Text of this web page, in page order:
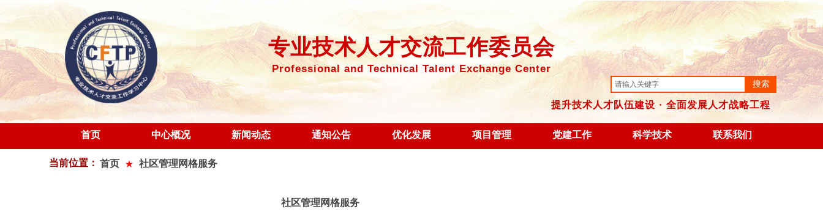
提升技术人才队伍建设 · 全面发展人才战略工程
专业技术人才交流工作委员会
Professional and Technical Talent Exchange Center
2026年08月07日 12:41:08
搜索
首页 中心概况 新闻动态 通知公告 优化发展 项目管理 党建工作 科学技术 联系我们
首页 ★ 社区管理网格服务
当前位置：
社区管理网格服务